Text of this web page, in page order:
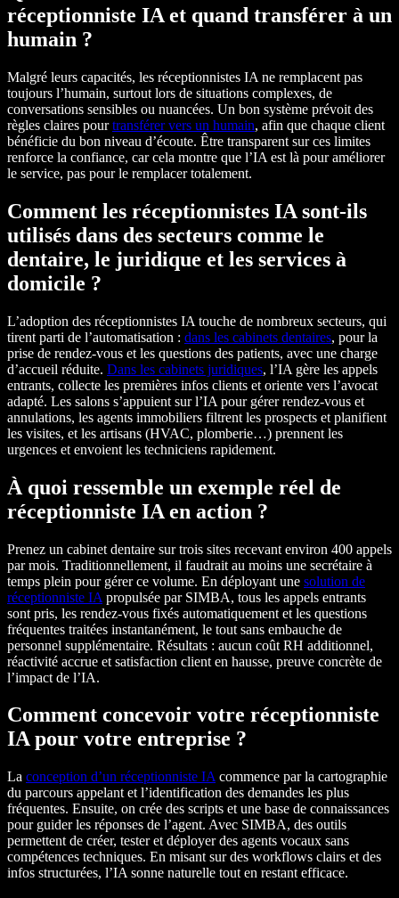
réceptionniste IA et quand transférer à un
humain ?
Malgré leurs capacités, les réceptionnistes IA ne remplacent pas
toujours l’humain, surtout lors de situations complexes, de
conversations sensibles ou nuancées. Un bon système prévoit des
règles claires pourtransférer vers un humain, afin que chaque client
bénéficie du bon niveau d’écoute. Être transparent sur ces limites
renforce la confiance, car cela montre que l’IA est là pour améliorer
le service, pas pour le remplacer totalement.
Comment les réceptionnistes IA sont-ils
utilisés dans des secteurs comme le
dentaire, le juridique et les services à
domicile ?
L’adoption des réceptionnistes IA touche de nombreux secteurs, qui
tirent parti de l’automatisation : dans les cabinets dentaires, pour la
prise de rendez-vous et les questions des patients, avec une charge
d’accueil réduite. Dans les cabinets juridiques, l’IA gère les appels
entrants, collecte les premières infos clients et oriente vers l’avocat
adapté. Les salons s’appuient sur l’IA pour gérer rendez-vous et
annulations, les agents immobiliers filtrent les prospects et planifient
les visites, et les artisans (HVAC, plomberie…) prennent les
urgences et envoient les techniciens rapidement.
À quoi ressemble un exemple réel de
réceptionniste IA en action ?
Prenez un cabinet dentaire sur trois sites recevant environ 400 appels
par mois. Traditionnellement, il faudrait au moins une secrétaire à
temps plein pour gérer ce volume. En déployant une solution de
réceptionniste IA propulsée par SIMBA, tous les appels entrants
sont pris, les rendez-vous fixés automatiquement et les questions
fréquentes traitées instantanément, le tout sans embauche de
personnel supplémentaire. Résultats : aucun coût RH additionnel,
réactivité accrue et satisfaction client en hausse, preuve concrète de
l’impact de l’IA.
Comment concevoir votre réceptionniste
IA pour votre entreprise ?
La conception d’un réceptionniste IA commence par la cartographie
du parcours appelant et l’identification des demandes les plus
fréquentes. Ensuite, on crée des scripts et une base de connaissances
pour guider les réponses de l’agent. Avec SIMBA, des outils
permettent de créer, tester et déployer des agents vocaux sans
compétences techniques. En misant sur des workflows clairs et des
infos structurées, l’IA sonne naturelle tout en restant efficace.